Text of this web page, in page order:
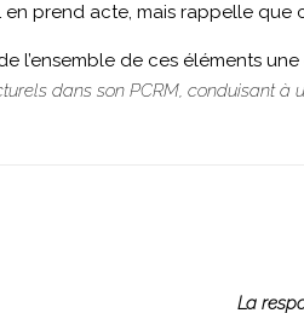
en prend acte, mais rappelle
l’ensemble de ces éléments
dans son PCRM, conduisant
La